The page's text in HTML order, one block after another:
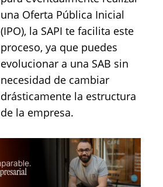
una Oferta Pública Inicial
(IPO), la SAPI te facilita este
proceso, ya que puedes
evolucionar a una SAB sin
necesidad de cambiar
drásticamente la estructura
de la empresa.